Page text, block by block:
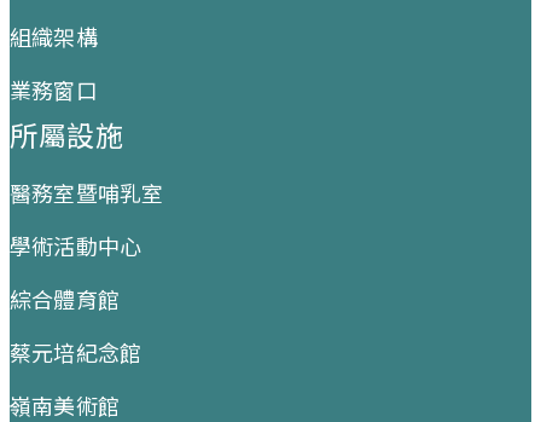
組織架構
業務窗口
所屬設施
醫務室暨哺乳室
學術活動中心
綜合體育館
蔡元培紀念館
嶺南美術館